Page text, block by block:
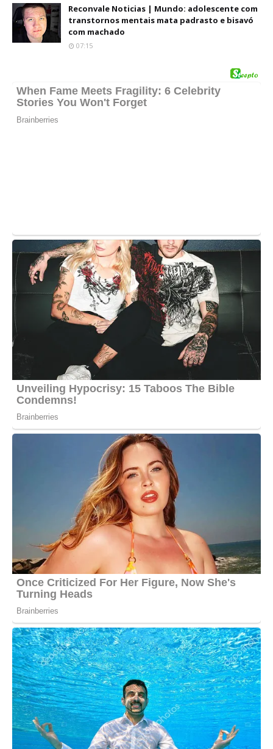
Reconvale Noticias | Mundo: adolescente com
transtornos mentais mata padrasto e bisavó
com machado
07:15